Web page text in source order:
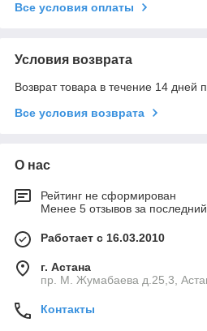
Все условия оплаты
Условия возврата
Возврат товара в течение 14 дней
Все условия возврата
О нас
Рейтинг не сформирован
Менее 5 отзывов за
Работает с 16.03.2010
г. Астана
пр. М. Жумабаева д.25,3,
Контакты